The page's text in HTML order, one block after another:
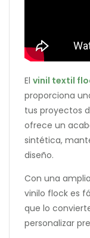
El vinil textil
proporciona
tus proyectos
ofrece un
sintética,
diseño.
Con una
vinilo flock es
que lo
personalizar